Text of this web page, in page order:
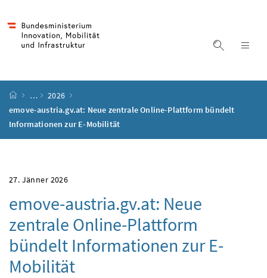
Suche
Startseite
…
2026
emove-austria.gv.at: Neue zentrale Online-Plattform bündelt
Informationen zur E-Mobilität
27. Jänner 2026
emove-austria.gv.at: Neue
zentrale Online-Plattform
bündelt Informationen zur E-
Mobilität